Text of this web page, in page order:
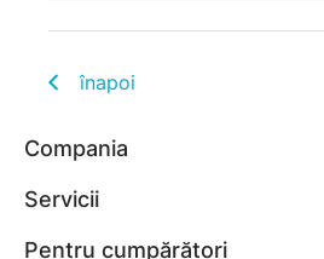
înapoi
Compania
Servicii
Pentru cumpărători